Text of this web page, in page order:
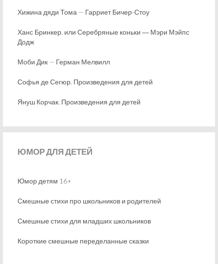
Хижина дяди Тома — Гарриет Бичер-Стоу
Ханс Бринкер, или Серебряные коньки ― Мэри Мэйпс
Додж
Моби Дик — Герман Мелвилл
Софья де Сегюр. Произведения для детей
Януш Корчак. Произведения для детей
ЮМОРДЛЯ ДЕТЕЙ
Юмор детям 16+
Смешные стихи про школьников и родителей
Смешные стихи для младших школьников
Короткие смешные переделанные сказки